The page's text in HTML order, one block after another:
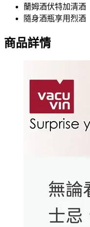
蘭姆酒伏特加清酒
隨身酒瓶享用烈酒
商品詳情